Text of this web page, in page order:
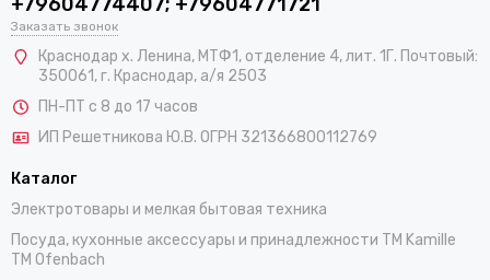
Заказать звонок
Краснодар х. Ленина, МТФ1, отделение 4, лит. 1Г. Почтовый:
350061, г. Краснодар, а/я 2503
ПН-ПТ с 8 до 17 часов
ИП Решетникова Ю.В. ОГРН 321366800112769
Каталог
Электротовары и мелкая бытовая техника
Посуда, кухонные аксессуары и принадлежности TM Kamille
TM Ofenbach